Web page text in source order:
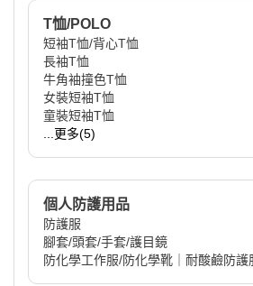
T恤/POLO
短袖T恤/背心T恤
長袖T恤
牛角袖撞色T恤
女裝短袖T恤
童裝短袖T恤
...更多(5)
個人防護用品
防護服
腳套/頭套/手套/護目鏡
防化學工作服/防化學靴｜耐酸鹼防